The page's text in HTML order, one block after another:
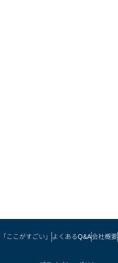
ここがすごい」 よくあるQ&A会社概要